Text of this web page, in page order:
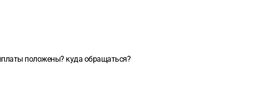
положены? куда обращаться?